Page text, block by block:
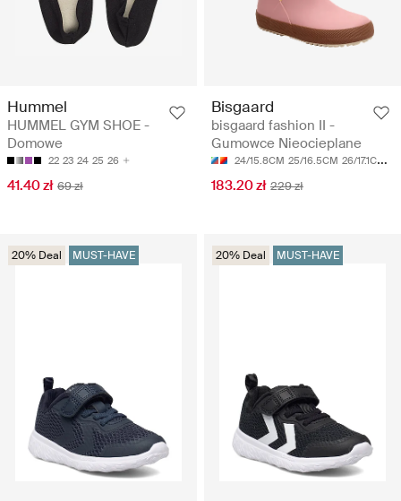
Hummel
HUMMEL GYM SHOE -
Domowe
22 23 24 25 26
41.40 zł 69 zł
Bisgaard
bisgaard fashion II -
Gumowce Nieocieplane
24/15.8CM 25/16.5CM 26/17.1CM
183.20 zł 229 zł
20% Deal MUST-HAVE 20% Deal MUST-HAVE